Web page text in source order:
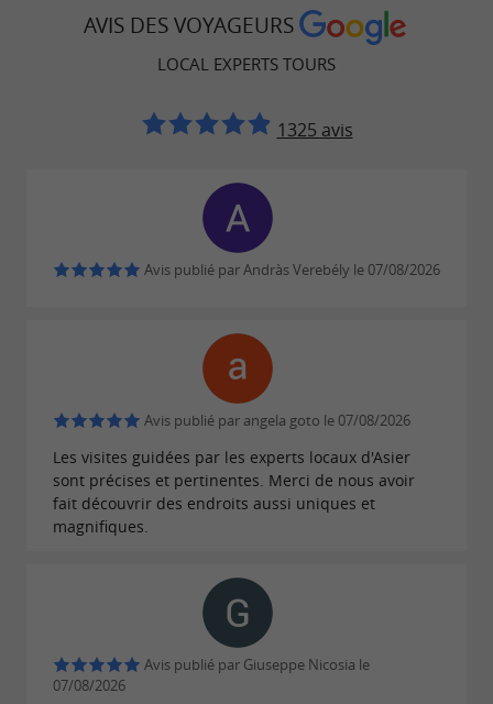
AVIS DES VOYAGEURS
LOCAL EXPERTS TOURS
1325 avis
Avis publié par Andràs Verebély le 07/08/2026
Avis publié par angela goto le 07/08/2026
Les visites guidées par les experts locaux d'Asier
sont précises et pertinentes. Merci de nous avoir
fait découvrir des endroits aussi uniques et
magnifiques.
Avis publié par Giuseppe Nicosia le
07/08/2026